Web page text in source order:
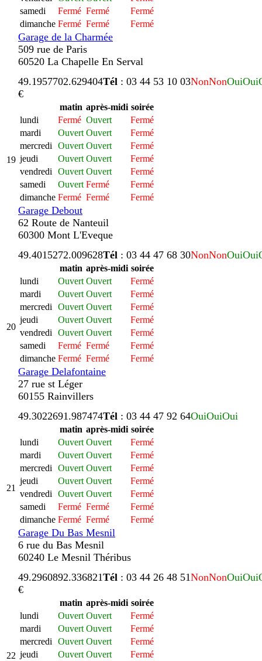
samedi
Fermé Fermé
Fermé
dimanche Fermé Fermé Fermé
Garage de la Charmée
509 rue de Paris
60520 La Chapelle En Serval
19
49.1957702.629404Tél : 03 44 53 10 03NonNonOuiOui
€
matin après-midi soirée
lundi
Fermé Ouvert
Fermé
mardi
Ouvert Ouvert
Fermé
mercredi
Ouvert Ouvert
Fermé
jeudi
Ouvert Ouvert
Fermé
vendredi
Ouvert Ouvert
Fermé
samedi
Ouvert Fermé
Fermé
dimanche Fermé Fermé Fermé
Garage Debout
62 Route de Nanteuil
60300 Mont L'Eveque
20
49.4015272.009628Tél : 03 44 47 68 30NonNonOuiOui
matin après-midi soirée
lundi
Ouvert Ouvert
Fermé
mardi
Ouvert Ouvert
Fermé
mercredi
Ouvert Ouvert
Fermé
jeudi
Ouvert Ouvert
Fermé
vendredi
Ouvert Ouvert
Fermé
samedi
Fermé Fermé
Fermé
dimanche Fermé Fermé Fermé
Garage Delafontaine
27 rue st Léger
60155 Rainvillers
21
49.3022691.987474Tél : 03 44 47 92 64OuiOuiOui
matin après-midi soirée
lundi
Ouvert Ouvert
Fermé
mardi
Ouvert Ouvert
Fermé
mercredi
Ouvert Ouvert
Fermé
jeudi
Ouvert Ouvert
Fermé
vendredi
Ouvert Ouvert
Fermé
samedi
Fermé Fermé
Fermé
dimanche Fermé Fermé Fermé
Garage Du Bas Mesnil
6 rue du Bas Mesnil
60240 Le Mesnil Théribus
22
49.2960892.336821Tél : 03 44 26 48 51NonNonOuiOui
€
matin après-midi soirée
lundi
Ouvert Ouvert
Fermé
mardi
Ouvert Ouvert
Fermé
mercredi
Ouvert Ouvert
Fermé
jeudi
Ouvert Ouvert
Fermé